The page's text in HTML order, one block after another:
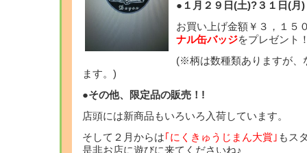
●１月２９日(土)?３１日(月)
お買い上げ金額￥３，１５
ナル缶バッジをプレ
(※柄は数種類ありますが、
ます。)
●その他、限定品の販売！!
店頭には新商品もいろいろ入荷しています。
そして２月からは｢にくきゅうじまん大賞 ｣ もス
是非お店に遊びに来てくださいね♪